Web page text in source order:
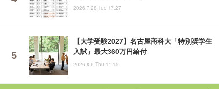
2026.7.28 Tue 17:27
【大学受験2027】名古屋商科大「特別奨学生
入試」最大360万円給付
2026.8.6 Thu 14:15